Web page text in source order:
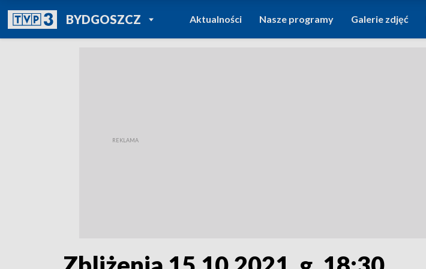
BYDGOSZCZPOWRÓT DO
TVP REGIONY
Aktualności Nasze programy Galerie zdjęć